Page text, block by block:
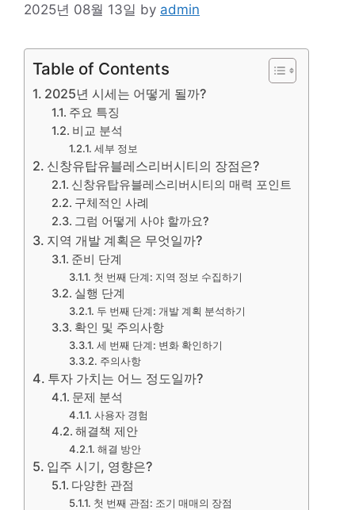
2025년 08월 13일 by admin
Table of Contents
2025년 시세는 어떻게 될까?
주요 특징
비교 분석
세부 정보
신창유탑유블레스리버시티의 장점은?
신창유탑유블레스리버시티의 매력 포인트
구체적인 사례
그럼 어떻게 사야 할까요?
지역 개발 계획은 무엇일까?
준비 단계
첫 번째 단계: 지역 정보 수집하기
실행 단계
두 번째 단계: 개발 계획 분석하기
확인 및 주의사항
세 번째 단계: 변화 확인하기
주의사항
투자 가치는 어느 정도일까?
문제 분석
사용자 경험
해결책 제안
해결 방안
입주 시기, 영향은?
다양한 관점
첫 번째 관점: 조기 매매의 장점